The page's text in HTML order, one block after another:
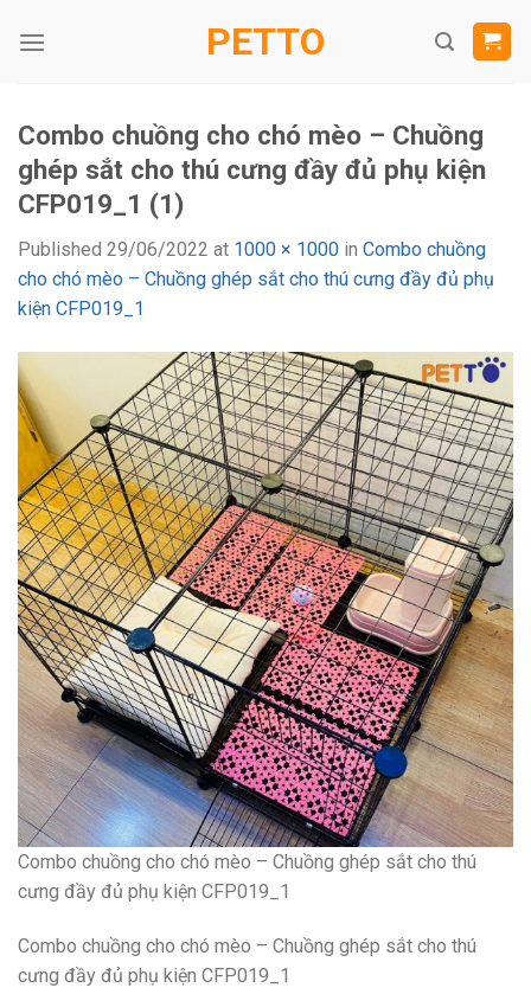
PETTO
Combo chuồng cho chó mèo – Chuồng
ghép sắt cho thú cưng đầy đủ phụ kiện
CFP019_1 (1)
Published 29/06/2022 at 1000 × 1000 in Combo chuồng
cho chó mèo – Chuồng ghép sắt cho thú cưng đầy đủ phụ
kiện CFP019_1
Combo chuồng cho chó mèo – Chuồng ghép sắt cho thú
cưng đầy đủ phụ kiện CFP019_1
Combo chuồng cho chó mèo – Chuồng ghép sắt cho thú
cưng đầy đủ phụ kiện CFP019_1